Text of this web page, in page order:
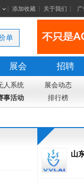
添加收藏 关于我们
单
展会 招聘
人系统 展会动态
事活动
排行榜
山